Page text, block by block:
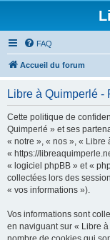
FAQ
Accueil du forum
Libre à Quimperlé
Cette politique de
Quimperlé » et ses
« notre », « nos », « Libre
« https://
« logiciel phpBB » et «
collectées lors des
« vos informations »).
Vos informations sont
en naviguant sur « Libre